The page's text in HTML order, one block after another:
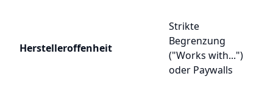
Herstelleroffenheit
Strikte
Begrenzung
("Works with...")
oder Paywalls